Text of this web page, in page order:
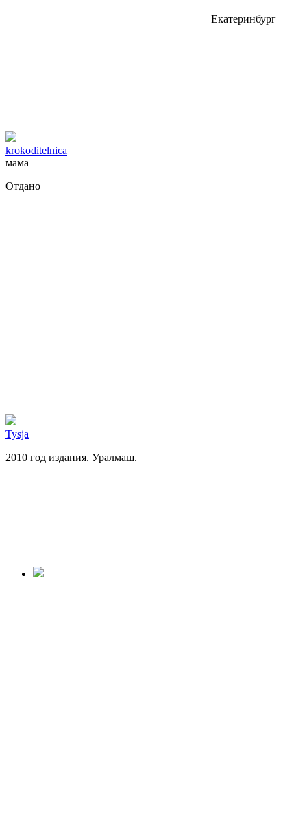
Екатеринбург
krokoditelnica
мама
Отдано
Tysja
2010 год издания. Уралмаш.